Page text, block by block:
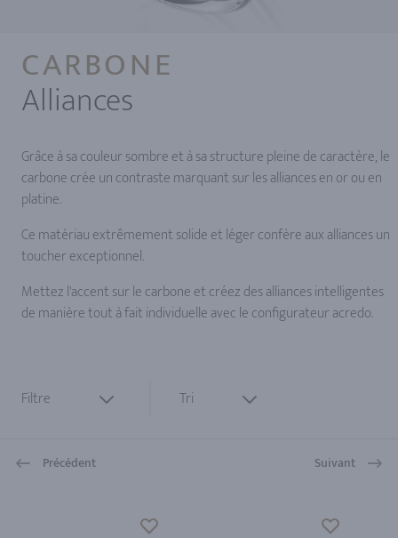
CARBONE
Alliances
Grâce à sa couleur sombre et à sa structure pleine de caractère, le
carbone crée un contraste marquant sur les alliances en or ou en
platine.
Ce matériau extrêmement solide et léger confère aux alliances un
toucher exceptionnel.
Mettez l'accent sur le carbone et créez des alliances intelligentes
de manière tout à fait individuelle avec le configurateur acredo.
Filtre Tri
Précédent Suivant